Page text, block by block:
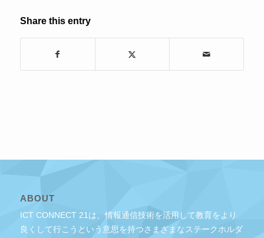
Share this entry
ABOUT
ICT CONNECT 21は、情報通信技術を活用して教育をより
良くして行こうという意思を持つさまざまなステークホルダ